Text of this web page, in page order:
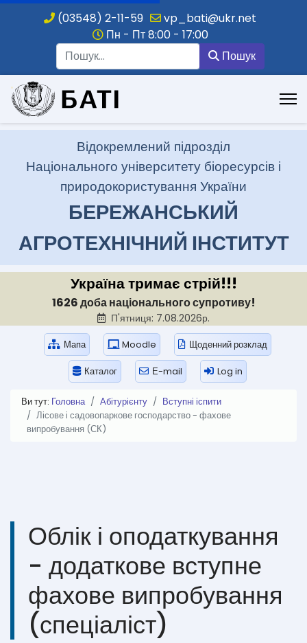
(03548) 2-11-59
vp_bati@ukr.net
Пн - Пт 8:00 - 17:00
Пошук
.
Відокремлений підрозділ
Національного університету біоресурсів і
природокористування України
БЕРЕЖАНСЬКИЙ
АГРОТЕХНІЧНИЙ ІНСТИТУТ
Україна тримає стрій!!!
1626 доба національного супротиву!
П'ятниця: 7.08.2026р.
Мапа Moodle Щоденний розклад
Каталог Е-mail Log in
Ви тут: Головна Абітурієнту
Вступні іспити
Лісове і садовопаркове господарство - фахове
випробування (СК)
Облік і оподаткування
- додаткове вступне
фахове випробування
(спеціаліст)